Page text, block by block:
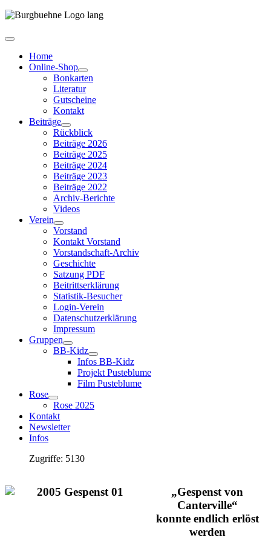
Home
Online-Shop
Bonkarten
Literatur
Gutscheine
Kontakt
Beiträge
Rückblick
Beiträge 2026
Beiträge 2025
Beiträge 2024
Beiträge 2023
Beiträge 2022
Archiv-Berichte
Videos
Verein
Vorstand
Kontakt Vorstand
Vorstandschaft-Archiv
Geschichte
Satzung PDF
Beitrittserklärung
Statistik-Besucher
Login-Verein
Datenschutzerklärung
Impressum
Gruppen
BB-Kidz
Infos BB-Kidz
Projekt Pusteblume
Film Pusteblume
Rose
Rose 2025
Kontakt
Newsletter
Infos
Zugriffe: 5130
„Gespenst von
Canterville“
konnte endlich erlöst
werden